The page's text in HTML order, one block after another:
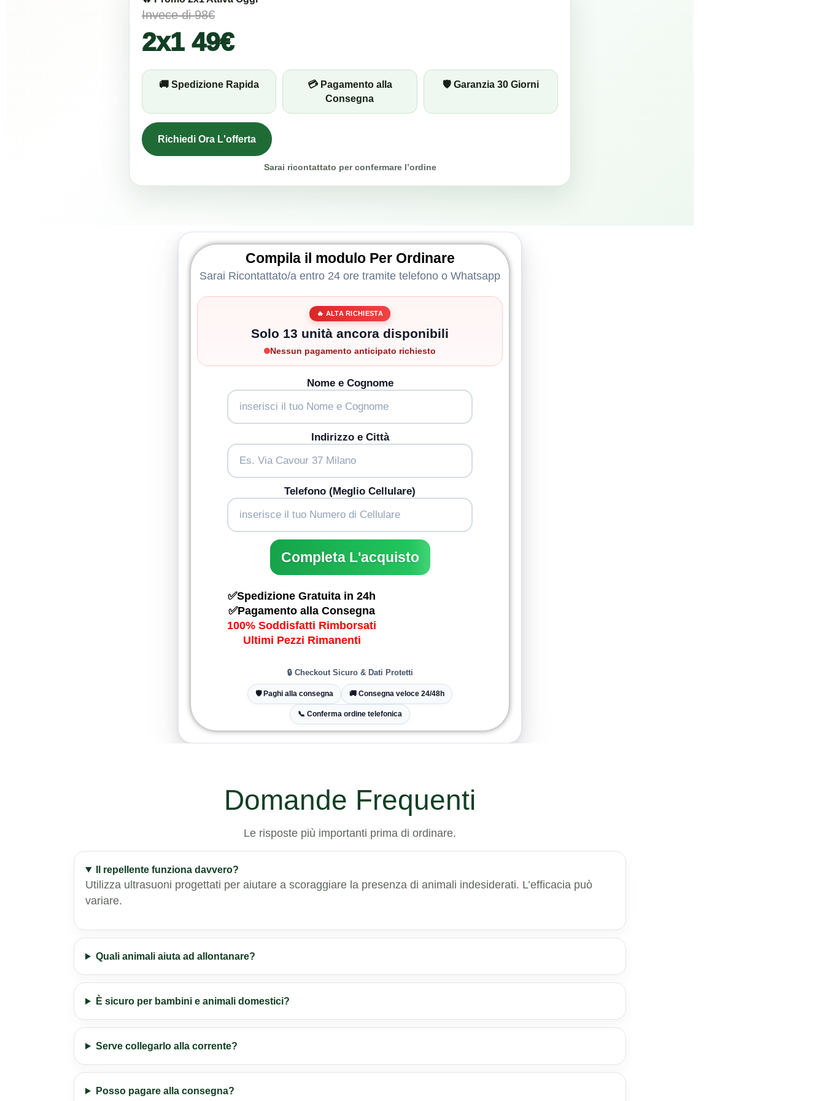
Invece di 98€
2x1 49€
🚚 Spedizione Rapida
💳 Pagamento alla
Consegna
🛡️ Garanzia 30 Giorni
Richiedi Ora L'offerta
Sarai ricontattato per confermare l’ordine
Compila il modulo Per Ordinare
Sarai Ricontattato/a entro 24 ore tramite telefono o Whatsapp
🔥 ALTA RICHIESTA
Solo 13 unità ancora disponibili
Nessun pagamento anticipato richiesto
Nome e Cognome
Indirizzo e Città
Telefono (Meglio Cellulare)
✅Spedizione Gratuita in 24h
✅Pagamento alla Consegna
100% Soddisfatti Rimborsati
Ultimi Pezzi Rimanenti
🔒 Checkout Sicuro & Dati Protetti
🛡️ Paghi alla consegna 🚚 Consegna veloce 24/48h
📞 Conferma ordine telefonica
Domande Frequenti
Le risposte più importanti prima di ordinare.
Il repellente funziona davvero?
Utilizza ultrasuoni progettati per aiutare a scoraggiare la presenza di animali indesiderati. L’efficacia può
variare.
Quali animali aiuta ad allontanare?
È sicuro per bambini e animali domestici?
Serve collegarlo alla corrente?
Posso pagare alla consegna?